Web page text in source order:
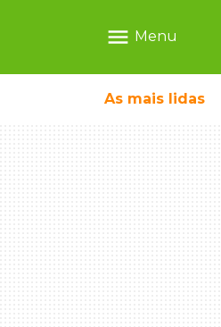
menu Menu
As mais lidas